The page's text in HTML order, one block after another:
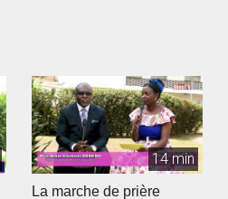
14 min
La marche de prière